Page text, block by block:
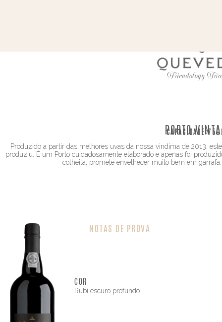
PORTO
CAPACIDADE:
Produzido a partir das melhores uvas da nossa vindima de 2013,
produziu. É um Porto cuidadosamente elaborado e apenas foi
colheita, promete envelhecer muito bem em
NOTAS DE PROVA
COR
Rubi escuro profundo